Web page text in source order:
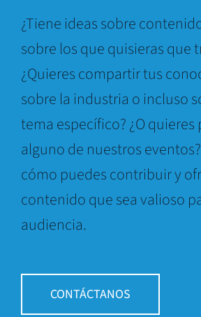
¿Tiene ideas sobre
sobre los que quisieras que
¿Quieres compartir tus
sobre la industria o incluso
tema específico? ¿O
alguno de nuestros
cómo puedes contribuir y
contenido que sea valioso
audiencia.
CONTÁCTANOS